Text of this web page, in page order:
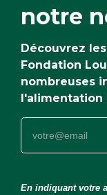
notre
Découvrez
Fondation
nombreuses
l'alimentation
En indiquant votre